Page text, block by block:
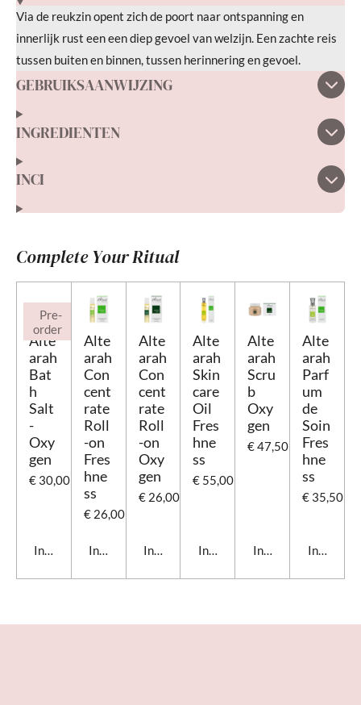
Via de reukzin opent zich de poort naar ontspanning en
innerlijk rust een een diep gevoel van welzijn. Een zachte reis
tussen buiten en binnen, tussen herinnering en gevoel.
GEBRUIKSAANWIJZING
INGREDIENTEN
INCI
Complete Your Ritual
Pre-
order
Alte
arah
Bat
h
Salt
-
Oxy
gen
€ 30,00
In winkelwagen
Alte
arah
Con
cent
rate
Roll
-on
Fres
hne
ss
€ 26,00
In winkelwagen
Alte
arah
Con
cent
rate
Roll
-on
Oxy
gen
€ 26,00
In winkelwagen
Alte
arah
Skin
care
Oil
Fres
hne
ss
€ 55,00
In winkelwagen
Alte
arah
Scru
b
Oxy
gen
€ 47,50
In winkelwagen
Alte
arah
Parf
um
de
Soin
Fres
hne
ss
€ 35,50
In